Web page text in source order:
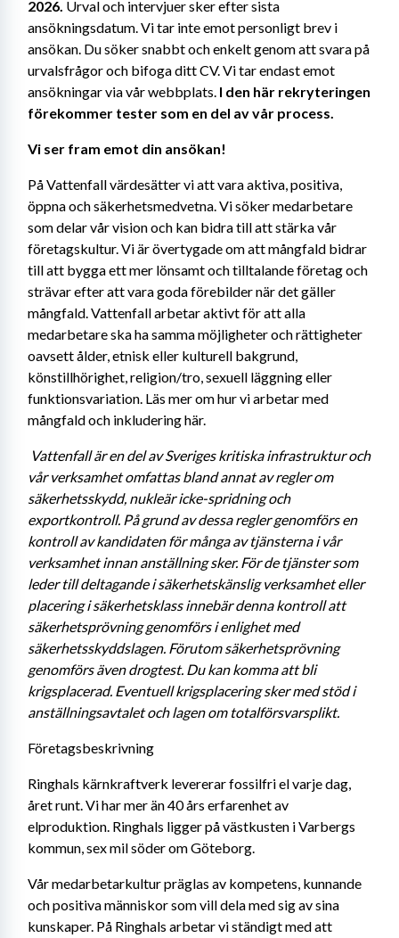
2026. Urval och intervjuer sker efter sista
ansökningsdatum. Vi tar inte emot personligt brev i
ansökan. Du söker snabbt och enkelt genom att svara på
urvalsfrågor och bifoga ditt CV. Vi tar endast emot
ansökningar via vår webbplats. I den här rekryteringen
förekommer tester som en del av vår process.
Vi ser fram emot din ansökan!
På Vattenfall värdesätter vi att vara aktiva, positiva,
öppna och säkerhetsmedvetna. Vi söker medarbetare
som delar vår vision och kan bidra till att stärka vår
företagskultur. Vi är övertygade om att mångfald bidrar
till att bygga ett mer lönsamt och tilltalande företag och
strävar efter att vara goda förebilder när det gäller
mångfald. Vattenfall arbetar aktivt för att alla
medarbetare ska ha samma möjligheter och rättigheter
oavsett ålder, etnisk eller kulturell bakgrund,
könstillhörighet, religion/tro, sexuell läggning eller
funktionsvariation. Läs mer om hur vi arbetar med
mångfald och inkludering här.
Vattenfall är en del av Sveriges kritiska infrastruktur och
vår verksamhet omfattas bland annat av regler om
säkerhetsskydd, nukleär icke-spridning och
exportkontroll. På grund av dessa regler genomförs en
kontroll av kandidaten för många av tjänsterna i vår
verksamhet innan anställning sker. För de tjänster som
leder till deltagande i säkerhetskänslig verksamhet eller
placering i säkerhetsklass innebär denna kontroll att
säkerhetsprövning genomförs i enlighet med
säkerhetsskyddslagen. Förutom säkerhetsprövning
genomförs även drogtest. Du kan komma att bli
krigsplacerad. Eventuell krigsplacering sker med stöd i
anställningsavtalet och lagen om totalförsvarsplikt.
Företagsbeskrivning
Ringhals kärnkraftverk levererar fossilfri el varje dag,
året runt. Vi har mer än 40 års erfarenhet av
elproduktion. Ringhals ligger på västkusten i Varbergs
kommun, sex mil söder om Göteborg.
Vår medarbetarkultur präglas av kompetens, kunnande
och positiva människor som vill dela med sig av sina
kunskaper. På Ringhals arbetar vi ständigt med att